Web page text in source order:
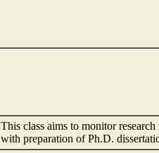
This class aims to monitor
with preparation of Ph.D.